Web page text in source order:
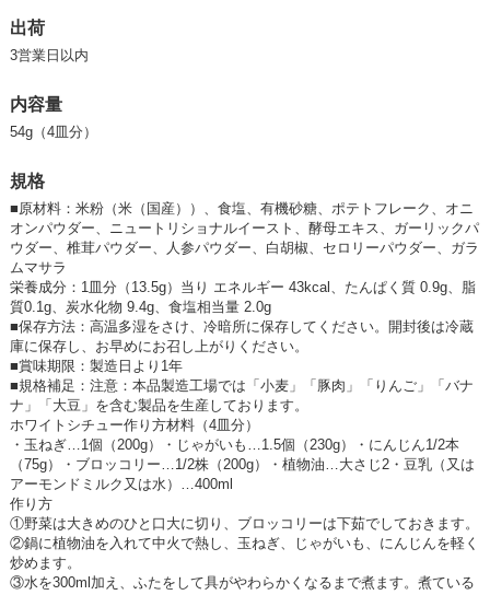
植物性原料の旨味を生かして、作り上げたホワイトルゥです。
出荷
3営業日以内
内容量
54g（4皿分）
規格
■原材料：米粉（米（国産））、食塩、有機砂糖、ポテトフレーク、オニ
オンパウダー、ニュートリショナルイースト、酵母エキス、ガーリックパ
ウダー、椎茸パウダー、人参パウダー、白胡椒、セロリーパウダー、ガラ
ムマサラ
栄養成分：1皿分（13.5g）当り エネルギー 43kcal、たんぱく質 0.9g、脂
質0.1g、炭水化物 9.4g、食塩相当量 2.0g
■保存方法：高温多湿をさけ、冷暗所に保存してください。開封後は冷蔵
庫に保存し、お早めにお召し上がりください。
■賞味期限：製造日より1年
■規格補足：注意：本品製造工場では「小麦」「豚肉」「りんご」「バナ
ナ」「大豆」を含む製品を生産しております。
ホワイトシチュー作り方材料（4皿分）
・玉ねぎ…1個（200g）・じゃがいも…1.5個（230g）・にんじん1/2本
（75g）・ブロッコリー…1/2株（200g）・植物油…大さじ2・豆乳（又は
アーモンドミルク又は水）…400ml
作り方
①野菜は大きめのひと口大に切り、ブロッコリーは下茹でしておきます。
②鍋に植物油を入れて中火で熱し、玉ねぎ、じゃがいも、にんじんを軽く
炒めます。
③水を300ml加え、ふたをして具がやわらかくなるまで煮ます。煮ている